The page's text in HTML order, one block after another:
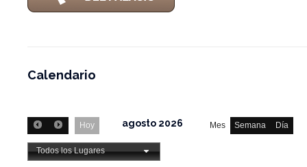
Calendario
Hoy Mes Semana Día
agosto 2026
Todos los Lugares